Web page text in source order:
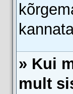
» Kui
mult